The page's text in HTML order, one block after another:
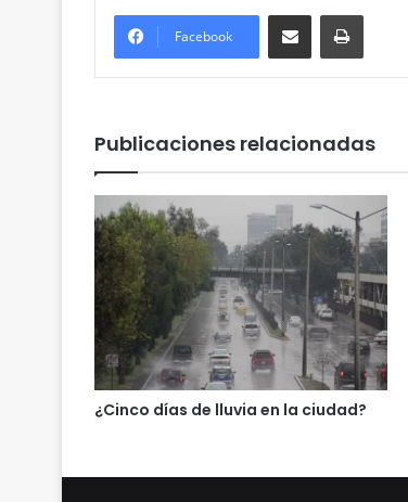
Facebook
Compartir por correo electrónicoImprimir
Publicaciones relacionadas
¿Cinco días de lluvia en la ciudad?